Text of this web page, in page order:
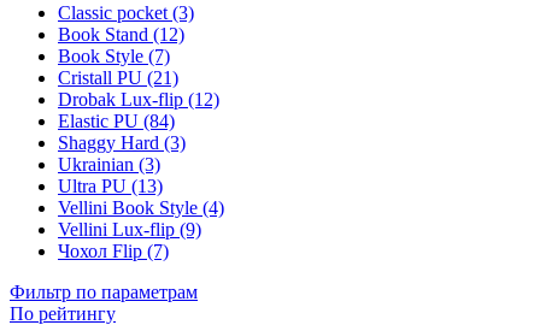
Classic pocket (3)
Book Stand (12)
Book Style (7)
Cristall PU (21)
Drobak Lux-flip (12)
Elastic PU (84)
Shaggy Hard (3)
Ukrainian (3)
Ultra PU (13)
Vellini Book Style (4)
Vellini Lux-flip (9)
Чохол Flip (7)
Фильтр по параметрам
По рейтингу